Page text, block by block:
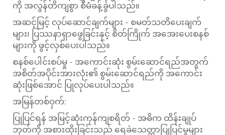
ကို အလွန်တိကျစွာ စီမံခန့်ခွဲပါသည်။
အဆင့်မြင့် လုပ်ဆောင်ချက်များ - စမတ်သတိပေးချက်
များ၊ ပြဿနာရှာဖွေခြင်းနှင့် စိတ်ကြိုက် အအေးပေးစနစ်
များကို ဖွင့်လှစ်ပေးပါသည်။
စနစ်ပေါင်းစပ်မှု - အကောင်းဆုံး စွမ်းဆောင်ရည်အတွက်
အစိတ်အပိုင်းအားလုံး၏ စွမ်းဆောင်ရည်ကို အကောင်း
ဆုံးဖြစ်အောင် ပြုလုပ်ပေးပါသည်။
အမြန်တစ်ဝှက်:
ပြုပြင်ရန် အမြင့်ဆုံးကုန်ကျစရိတ် - အဓိက ထိန်းချုပ်
ဘုတ်ကို အစားထိုးခြင်းသည် ရေခဲသေတ္တာပြုပြင်မှုများ